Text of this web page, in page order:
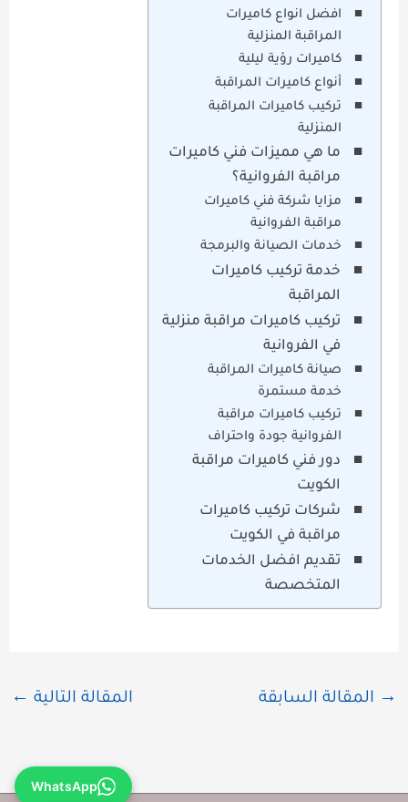
افضل انواع كاميرات
المراقبة المنزلية
كاميرات رؤية ليلية
أنواع كاميرات المراقبة
تركيب كاميرات المراقبة
المنزلية
ما هي مميزات فني كاميرات
مراقبة الفروانية؟
مزايا شركة فني كاميرات
مراقبة الفروانية
خدمات الصيانة والبرمجة
خدمة تركيب كاميرات
المراقبة
تركيب كاميرات مراقبة منزلية
في الفروانية
صيانة كاميرات المراقبة
خدمة مستمرة
تركيب كاميرات مراقبة
الفروانية جودة واحتراف
دور فني كاميرات مراقبة
الكويت
شركات تركيب كاميرات
مراقبة في الكويت
تقديم افضل الخدمات
المتخصصة
→ المقالة السابقة المقالة التالية ←
WhatsApp